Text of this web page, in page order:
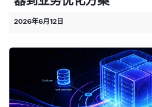
2026年6月12日